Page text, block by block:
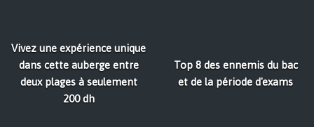
Vivez une expérience unique
dans cette auberge entre
deux plages à seulement
200 dh
Top 8 des ennemis du bac
et de la période d'exams